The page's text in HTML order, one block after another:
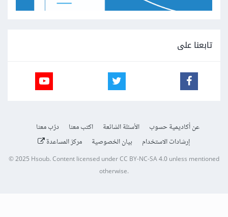
تابعنا على
عن أكاديمية حسوب الأسئلة الشائعة اكتب معنا
درّب معنا
إرشادات الاستخدام
بيان الخصوصية مركز المساعدة
© 2025 Hsoub.Content licensed underCC BY-NC-SA 4.0unless mentioned
otherwise.